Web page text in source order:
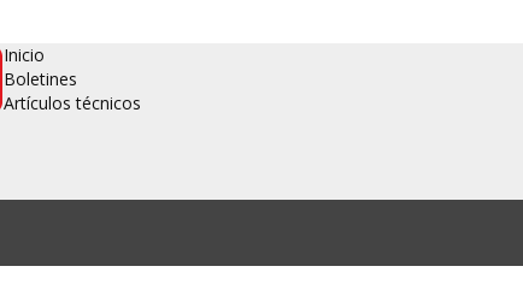
Inicio
Boletines
Artículos técnicos